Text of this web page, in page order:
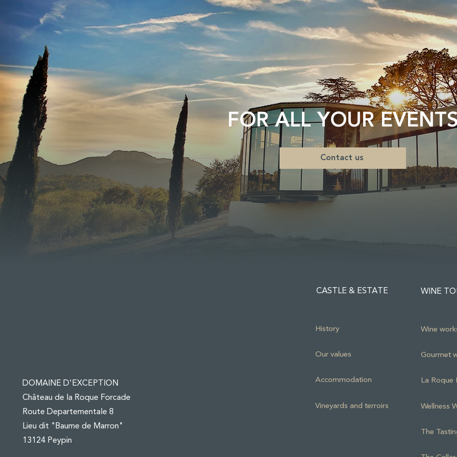
FOR ALL YOUR
Contact us
DOMAINE D'EXCEPTION
Château de la Roque Forcade
Route Departementale 8
Lieu dit "Baume de Marron"
13124 Peypin
CASTLE & ESTATE
History
Our values
Accommodation
Vineyards and terroirs
WINE
Wine
Gourmet
La Roque
Wellness
The